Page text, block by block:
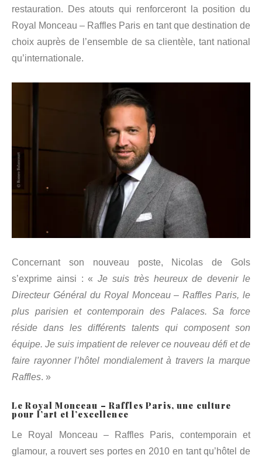
restauration. Des atouts qui renforceront la position du
Royal Monceau – Raffles Paris en tant que destination de
choix auprès de l’ensemble de sa clientèle, tant national
qu’internationale.
Concernant son nouveau poste, Nicolas de Gols
s’exprime ainsi : «Je suis très heureux de devenir le
Directeur Général du Royal Monceau – Raffles Paris, le
plus parisien et contemporain des Palaces. Sa force
réside dans les différents talents qui composent son
équipe. Je suis impatient de relever ce nouveau défi et de
faire rayonner l’hôtel mondialement à travers la marque
Raffles. »
Le Royal Monceau – Raffles Paris, une culture
pour l’art et l’excellence
Le Royal Monceau – Raffles Paris, contemporain et
glamour, a rouvert ses portes en 2010 en tant qu’hôtel de